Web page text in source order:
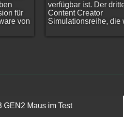
für
von
verfügbar ist. Der
Content Creator
Simulationsreihe, die
GEN2 Maus im Test